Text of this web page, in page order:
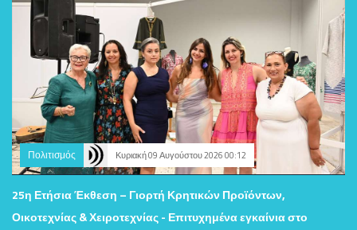
Πολιτισμός Κυριακή 09 Αυγούστου 2026 00:12
25η Ετήσια Έκθεση – Γιορτή Κρητικών Προϊόντων,
Οικοτεχνίας & Χειροτεχνίας - Επιτυχημένα εγκαίνια στο